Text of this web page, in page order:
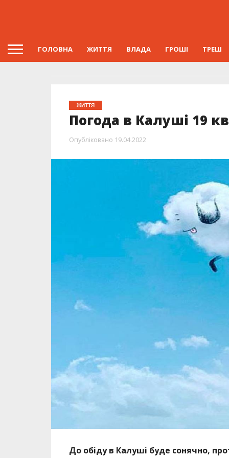
ГОЛОВНА ЖИТТЯ ВЛАДА ГРОШІ ТРЕШ
ЖИТТЯ
Погода в Калуші 19
Опубліковано 19.04.2022
До обіду в Калуші буде сонячно,